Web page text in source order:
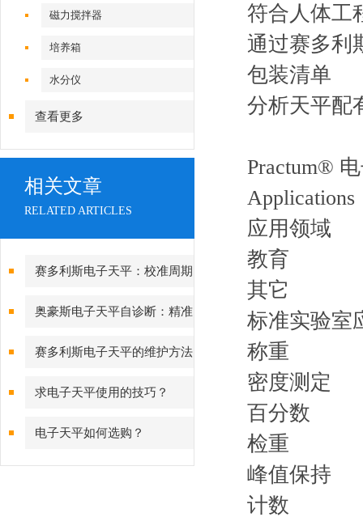
磁力搅拌器
培养箱
水分仪
查看更多
相关文章
RELATED ARTICLES
赛多利斯电子天平：校准周期
设定与期间核查方法
奥豪斯电子天平自诊断：精准
测量背后的故障预警守护
赛多利斯电子天平的维护方法
有哪些？
求电子天平使用的技巧？
电子天平如何选购？
符合人体工
通过赛多利
包装清单
分析天平配
Practum®
Applications
应用领域
教育
其它
标准实验室
称重
密度测定
百分数
检重
峰值保持
计数